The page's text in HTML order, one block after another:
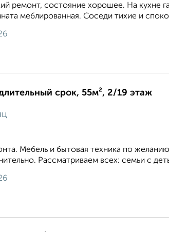
ремонт, состояние хорошее. На кухне
меблированная. Соседи тихие и
срок, 55м², 2/19 этаж
Мебель и бытовая техника по
Рассматриваем всех: семьи с